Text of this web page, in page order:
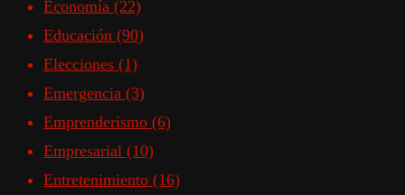
Economía (22)
Educación (90)
Elecciones (1)
Emergencia (3)
Emprenderismo (6)
Empresarial (10)
Entretenimiento (16)